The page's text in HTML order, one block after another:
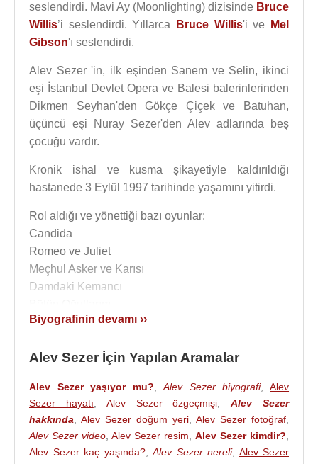
seslendirdi. Mavi Ay (Moonlighting) dizisinde Bruce
Willis’i seslendirdi. Yıllarca Bruce Willis'i ve
Mel
Gibson'ı seslendirdi.
Alev Sezer 'in, ilk eşinden Sanem ve Selin, ikinci
eşi İstanbul Devlet Opera ve Balesi balerinlerinden
Dikmen Seyhan'den Gökçe Çiçek ve Batuhan,
üçüncü eşi Nuray Sezer'den Alev adlarında beş
çocuğu vardır.
Kronik ishal ve kusma şikayetiyle kaldırıldığı
hastanede 3 Eylül 1997 tarihinde yaşamını yitirdi.
Rol aldığı ve yönettiği bazı oyunlar:
Candida
Romeo ve Juliet
Meçhul Asker ve Karısı
Damdaki Kemancı
Mikado'nun Çöpleri
Gardiyan
Komedi Sanatı
Maymun Davası
Babaannem Yüz Yaşında
Amedeus
Biyografinin devamı ››
Alev Sezer İçin Yapılan Aramalar
Alev Sezer yaşıyor mu? ,Alev Sezer biyografi,Alev
Sezer hayatı
Alev Sezer özgeçmişi ,Alev Sezer
hakkında
Alev Sezer doğum yeri Alev Sezer fotoğraf
Alev Sezer video Alev Sezer resim Alev Sezer kimdir?
Alev Sezer kaç yaşında?, Alev Sezer nereli, Alev Sezer